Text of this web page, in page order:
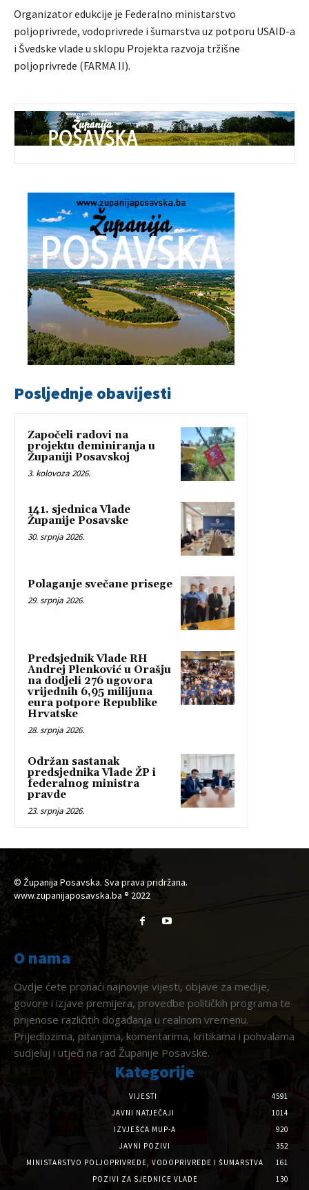
Organizator edukcije je Federalno ministarstvo
poljoprivrede, vodoprivrede i šumarstva uz potporu USAID-a
i Švedske vlade u sklopu Projekta razvoja tržišne
poljoprivrede (FARMA II).
Posljednje obavijesti
Započeli radovi na
projektu deminiranja u
Županiji Posavskoj
3. kolovoza 2026.
141. sjednica Vlade
Županije Posavske
30. srpnja 2026.
Polaganje svečane prisege
29. srpnja 2026.
Predsjednik Vlade RH
Andrej Plenković u Orašju
na dodjeli 276 ugovora
vrijednih 6,95 milijuna
eura potpore Republike
Hrvatske
28. srpnja 2026.
Održan sastanak
predsjednika Vlade ŽP i
federalnog ministra
pravde
23. srpnja 2026.
© Županija Posavska. Sva prava pridržana.
www.zupanijaposavska.ba ® 2022
O nama
Ovdje ćete pronaći najnovije vijesti, objave za medije,
govore i izjave premijera, provedbe političkih programa te
prijenose različitih događanja u realnom vremenu.
Prijedlozima, pitanjima, komentarima, kritikama i pohvalama
sudjeluj i utječi na rad Županije Posavske.
Kategorije
VIJESTI
4591
JAVNI NATJEČAJI
1014
IZVJEŠĆA MUP-A
920
JAVNI POZIVI
352
MINISTARSTVO POLJOPRIVREDE, VODOPRIVREDE I ŠUMARSTVA
161
POZIVI ZA SJEDNICE VLADE
130